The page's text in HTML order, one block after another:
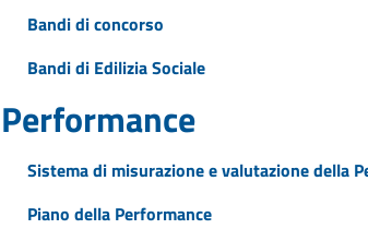
Bandi di concorso
Bandi di Edilizia Sociale
Performance
Sistema di misurazione e valutazione della
Piano della Performance